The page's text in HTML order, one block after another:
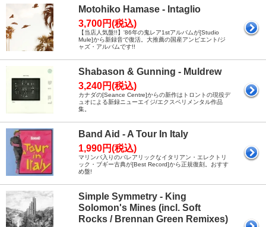
Motohiko Hamase - Intaglio
3,700円(税込)
【当店人気盤!!】'86年の鬼レア1stアルバムが[Studio
Mule]から新録音で復活。大推薦の国産アンビエント/ジ
ャズ・アルバムです!!
Shabason & Gunning - Muldrew
3,240円(税込)
カナダの[Seance Centre]からの新作はトロントの現役デ
ュオによる新録ニューエイジ/エクスペリメンタル作品
集。
Band Aid - A Tour In Italy
1,990円(税込)
マリンバ入りのバレアリックなイタリアン・エレクトリ
ック・ブギー古典が[Best Record]から正規復刻。おすす
め盤!
Simple Symmetry - King
Solomon's Mines (incl. Soft
Rocks / Brennan Green Remixes)